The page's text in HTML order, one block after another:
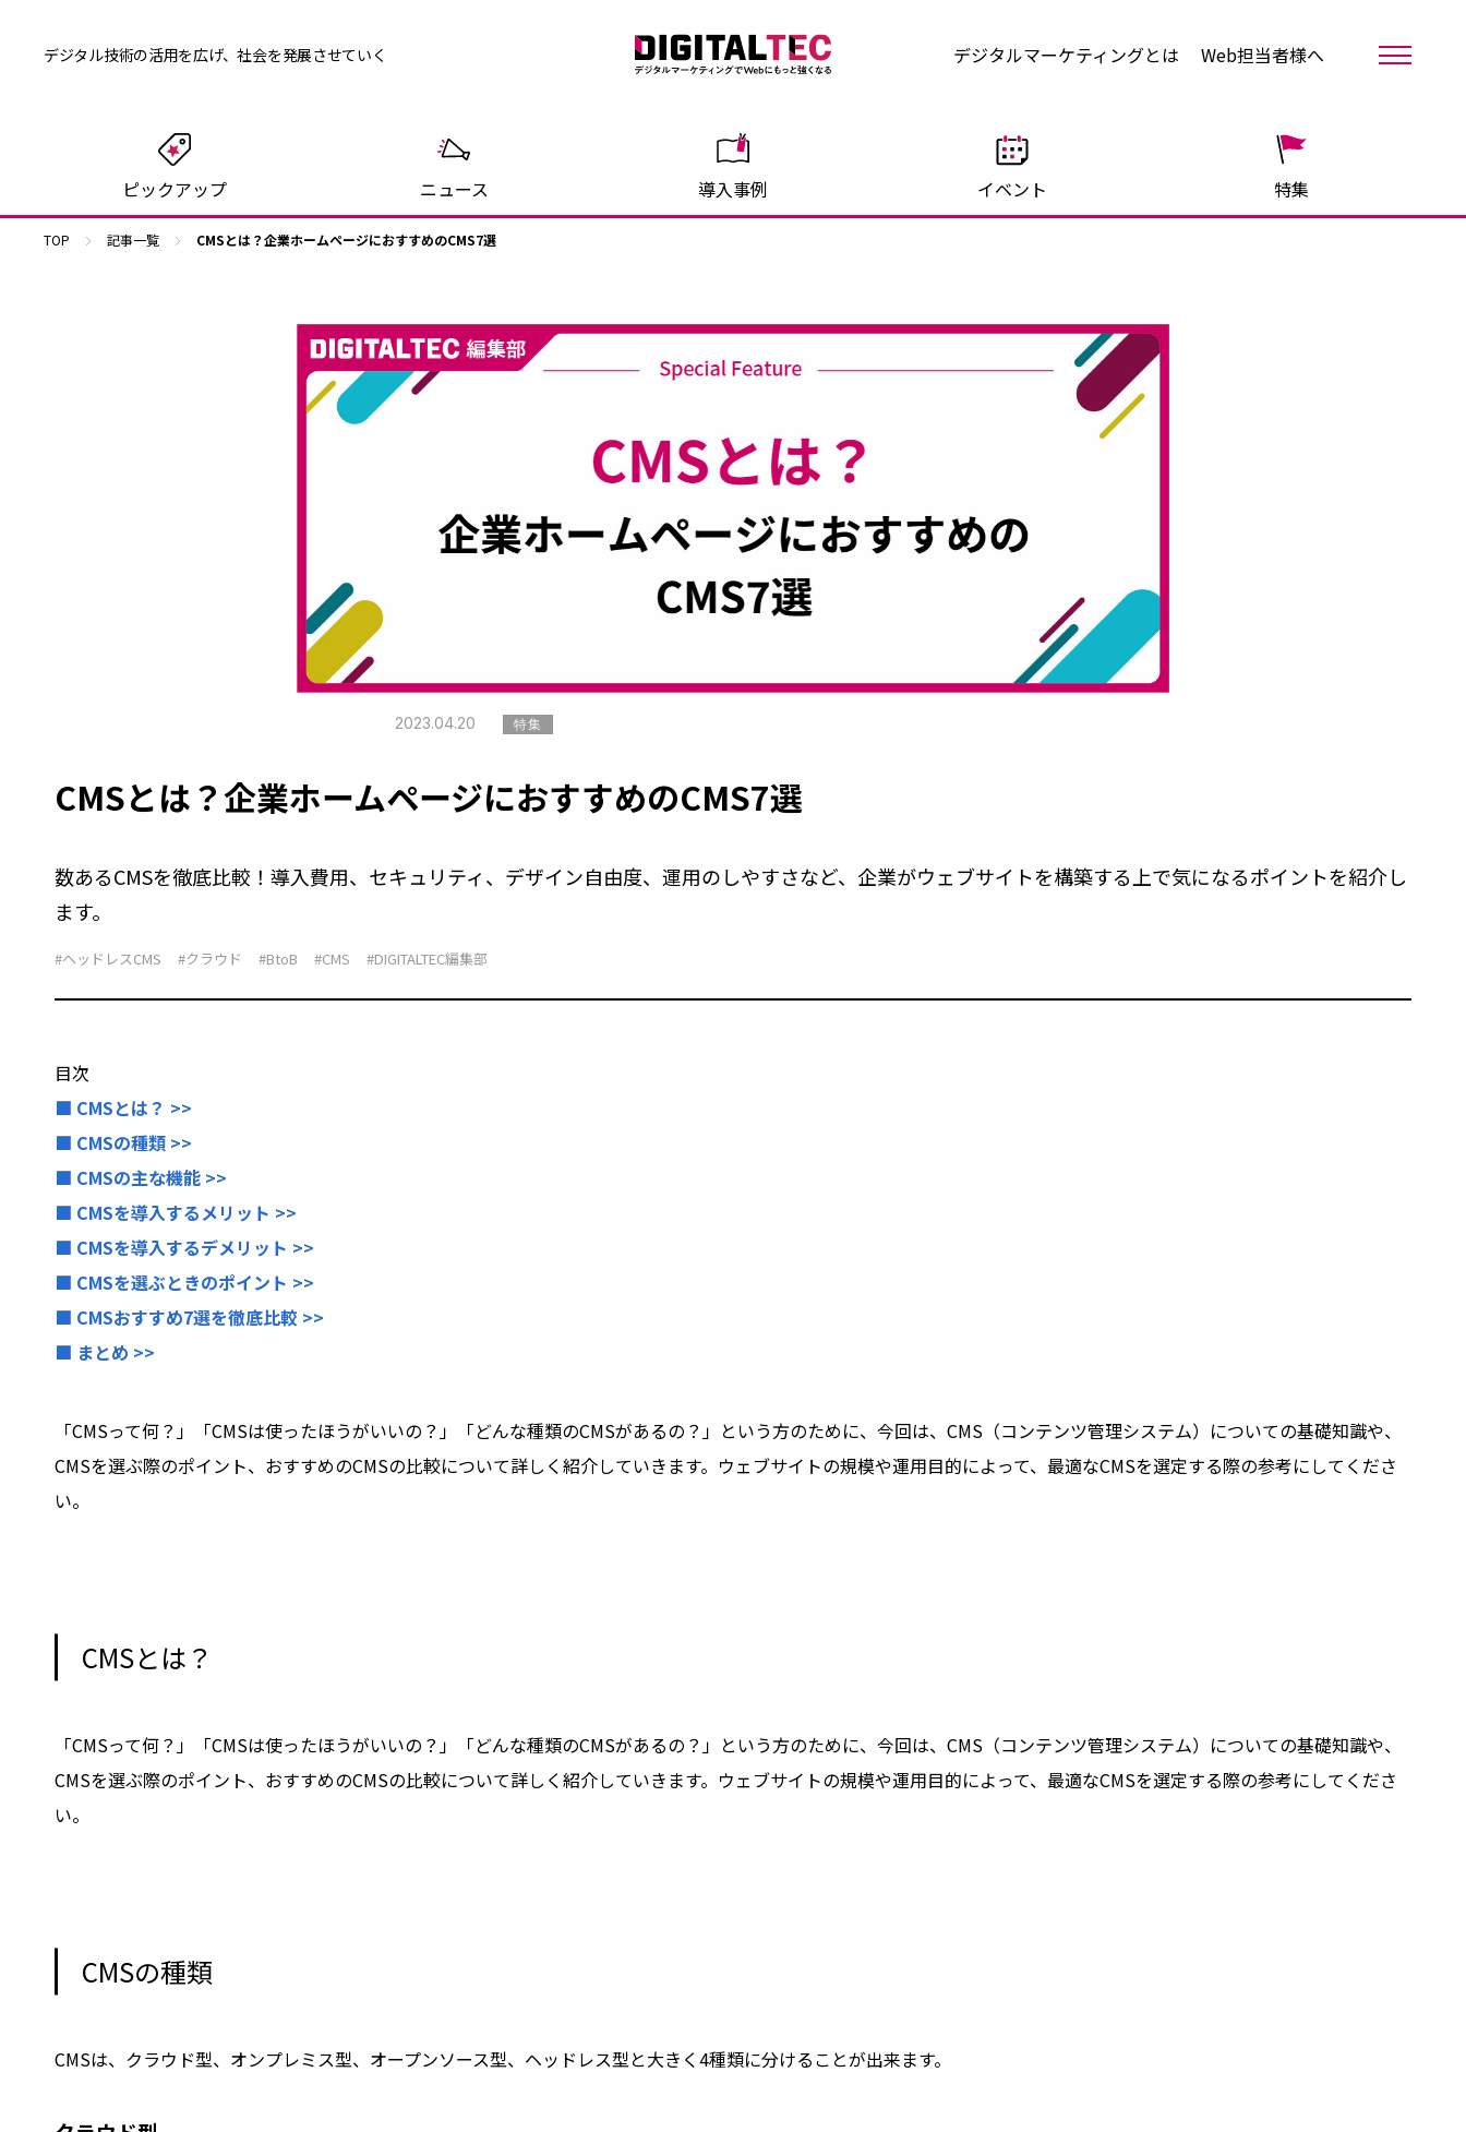
デジタル技術の活用を広げ、社会を発展させていく デジタルマーケティングとは Web担当者様へ
ピックアップ ニュース 導入事例 イベント 特集
TOP 記事一覧 CMSとは？企業ホームページにおすすめのCMS7選
2023.04.20 特集
CMSとは？企業ホームページにおすすめのCMS7選
数あるCMSを徹底比較！導入費用、セキュリティ、デザイン自由度、運用のしやすさなど、企業がウェブサイトを構築する上で気になるポイントを紹介し
ます。
#ヘッドレスCMS #クラウド #BtoB #CMS #DIGITALTEC編集部
目次
■ CMSとは？ >>
■ CMSの種類 >>
■ CMSの主な機能 >>
■ CMSを導入するメリット >>
■ CMSを導入するデメリット >>
■ CMSを選ぶときのポイント >>
■ CMSおすすめ7選を徹底比較 >>
■ まとめ >>
「CMSって何？」「CMSは使ったほうがいいの？」「どんな種類のCMSがあるの？」という方のために、今回は、CMS（コンテンツ管理システム）についての基礎知識や、
CMSを選ぶ際のポイント、おすすめのCMSの比較について詳しく紹介していきます。ウェブサイトの規模や運用目的によって、最適なCMSを選定する際の参考にしてくださ
い。
CMSとは？
「CMSって何？」「CMSは使ったほうがいいの？」「どんな種類のCMSがあるの？」という方のために、今回は、CMS（コンテンツ管理システム）についての基礎知識や、
CMSを選ぶ際のポイント、おすすめのCMSの比較について詳しく紹介していきます。ウェブサイトの規模や運用目的によって、最適なCMSを選定する際の参考にしてくださ
い。
CMSの種類
CMSは、クラウド型、オンプレミス型、オープンソース型、ヘッドレス型と大きく4種類に分けることが出来ます。